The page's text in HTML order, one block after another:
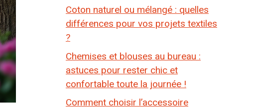
Coton naturel ou mélangé : quelles
différences pour vos projets textiles
?
Chemises et blouses au bureau :
astuces pour rester chic et
confortable toute la journée !
Comment choisir l’accessoire